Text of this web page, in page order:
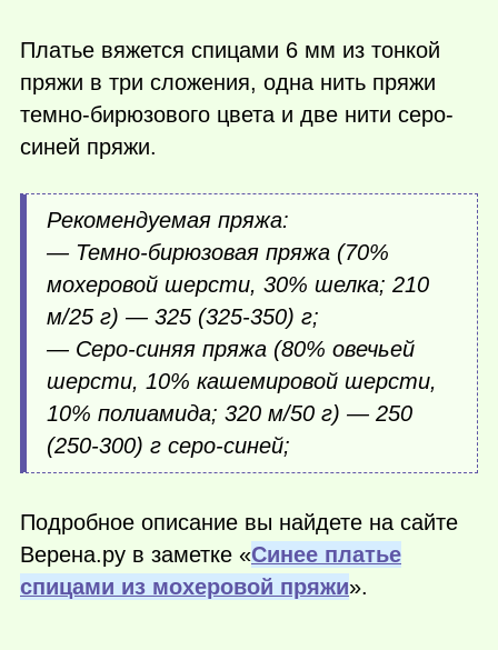
Платье вяжется спицами 6 мм из тонкой
пряжи в три сложения, одна нить пряжи
темно-бирюзового цвета и две нити серо-
синей пряжи.
Рекомендуемая пряжа:
— Темно-бирюзовая пряжа (70%
мохеровой шерсти, 30% шелка; 210
м/25 г) — 325 (325-350) г;
— Серо-синяя пряжа (80% овечьей
шерсти, 10% кашемировой шерсти,
10% полиамида; 320 м/50 г) — 250
(250-300) г серо-синей;
Подробное описание вы найдете на сайте
Верена.ру в заметке «Синее платье
спицами из мохеровой пряжи».